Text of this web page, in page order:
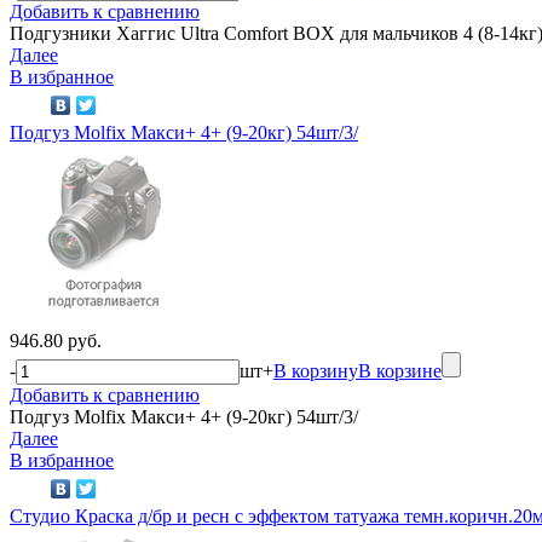
Добавить к сравнению
Подгузники Хаггис Ultra Comfort BOX для мальчиков 4 (8-
Далее
В избранное
Подгуз Molfix Макси+ 4+ (9-20кг) 54шт/3/
946.80 руб.
-
шт+В корзинуВ корзине
Добавить к сравнению
Подгуз Molfix Макси+ 4+ (9-20кг) 54шт/3/
Далее
В избранное
Студио Краска д/бр и ресн с эффектом татуажа